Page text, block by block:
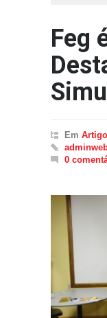
Feg
Em
0